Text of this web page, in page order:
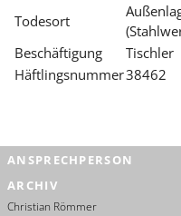
SERVICE
Deutsch Zurück
Deutsch
Todesort
Beschäftigung
Tischler
Häftlingsnummer38462
ANSPRECHPERSON
ARCHIV
Christian Römmer